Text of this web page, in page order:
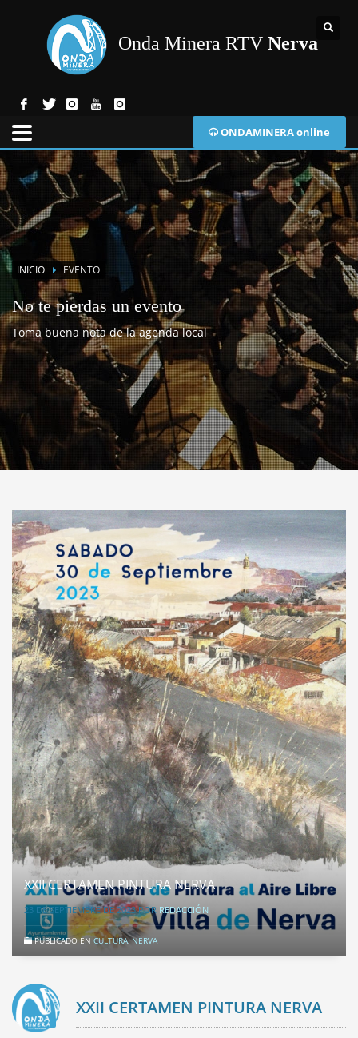
Onda Minera RTV Nerva
ONDAMINERA online
INICIO EVENTO
No te pierdas un evento
Toma buena nota de la agenda local
XXII CERTAMEN PINTURA NERVA
23 DE SEPTIEMBRE DE 2023POR REDACCIÓN
PUBLICADO EN CULTURA,NERVA
XXII CERTAMEN PINTURA NERVA